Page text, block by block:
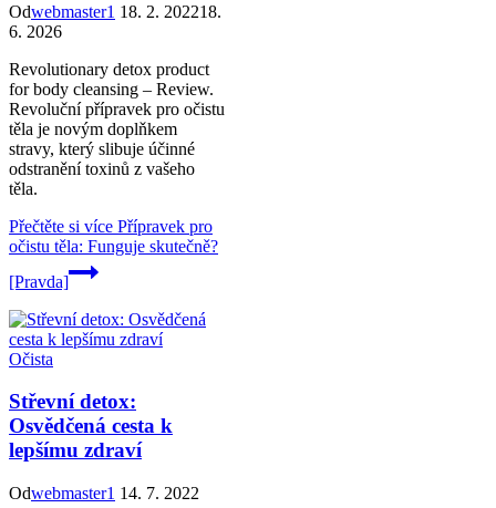
Odwebmaster1 18. 2. 202218.
6. 2026
Revolutionary detox product
for body cleansing – Review.
Revoluční přípravek pro očistu
těla je novým doplňkem
stravy, který slibuje účinné
odstranění toxinů z vašeho
těla.
Přečtěte si více Přípravek pro
očistu těla: Funguje skutečně?
[Pravda]
Očista
Střevní detox:
Osvědčená cesta k
lepšímu zdraví
Odwebmaster1 14. 7. 2022